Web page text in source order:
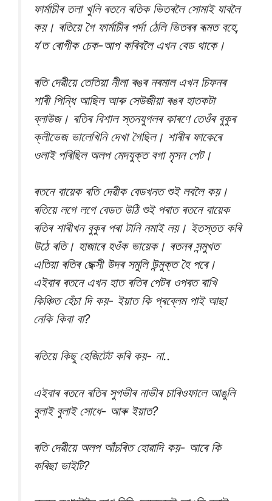
ফাৰ্মাচীৰ তলা খুলি ৰতনে ৰতিক ভিতৰলৈ সোমাই যাবলৈ
কয়। ৰতিয়ে গৈ ফাৰ্মাচীৰ পৰ্দা ঠেলি ভিতৰৰ ৰূমত বহে,
য’ত ৰোগীক চেক-আপ কৰিবলৈ এখন বেড থাকে।
ৰতি দেৱীয়ে তেতিয়া নীলা ৰঙৰ নৰমাল এখন চিফনৰ
শাৰী পিন্ধি আছিল আৰু সেউজীয়া ৰঙৰ হাতকটা
ব্লাউজ। ৰতিৰ বিশাল স্তনযুগলৰ কাৰণে তেওঁৰ বুকুৰ
ক্লীভেজ ভালেখিনি দেখা গৈছিল। শাৰীৰ ফাকেৰে
ওলাই পৰিছিল অলপ মেদযুক্ত বগা মৃসন পেট।
ৰতনে বায়েক ৰতি দেৱীক বেডখনত শুই লবলৈ কয়।
ৰতিয়ে লগে লগে বেডত উঠি শুই পৰাত ৰতনে বায়েক
ৰতিৰ শাৰীখন বুকুৰ পৰা টানি নমাই লয়। ইতস্তত কৰি
উঠে ৰতি। হাজাৰে হওঁক ভায়েক। ৰতনৰ সন্মুখত
এতিয়া ৰতিৰ ছেক্সী উদৰ সমুলি উন্মুক্ত হৈ পৰে।
এইবাৰ ৰতনে এখন হাত ৰতিৰ পেটৰ ওপৰত ৰাখি
কিঞ্চিত হেঁচা দি কয়- ইয়াত কি প্ৰব্লেম পাই আছা
নেকি কিবা বা?
ৰতিয়ে কিছু হেজিটেট কৰি কয়- না..
এইবাৰ ৰতনে ৰতিৰ সুগভীৰ নাভীৰ চাৰিওফালে আঙুলি
বুলাই বুলাই সোধে- আৰু ইয়াত?
ৰতি দেৱীয়ে অলপ আঁচৰিত হোৱাদি কয়- আৰে কি
কৰিছা ভাইটি?